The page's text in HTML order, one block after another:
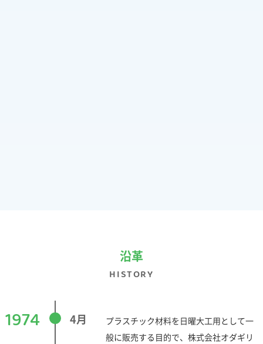
沿革
HISTORY
1974 4月
プラスチック材料を日曜大工用として一
般に販売する目的で、株式会社オダギリ